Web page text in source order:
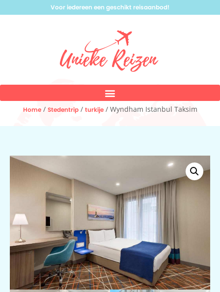
Voor iedereen een geschikt reisaanbod!
Home/ Stedentrip/ turkije/ Wyndham Istanbul Taksim